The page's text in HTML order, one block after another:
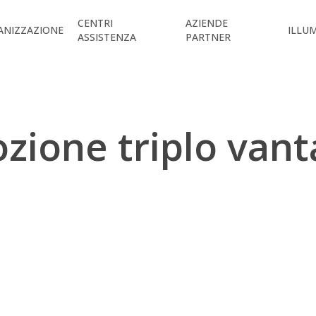
CENTRI
ASSISTENZA
AZIENDE
PARTNER
triplo